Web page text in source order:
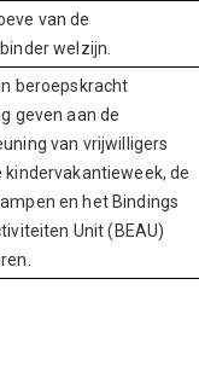
van de
welzijn.
beroepskracht
geven aan de
van vrijwilligers
kindervakantieweek, de
en het Bindings
Unit (BEAU)